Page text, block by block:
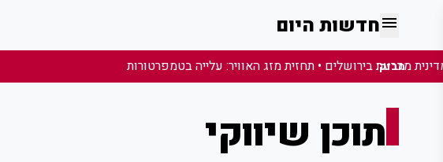
menuחדשות היום
מבזק:
תוכן שיווקי